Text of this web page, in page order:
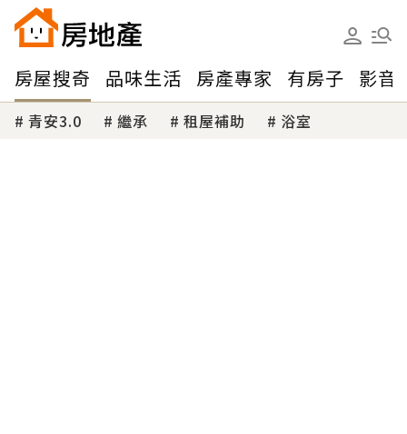
房屋搜奇 品味生活 房產專家 有房子 影音
青安3.0 繼承 租屋補助 浴室